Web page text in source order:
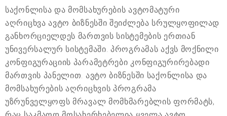
საქონლისა და მომსახურების ავტომატური
აღრიცხვა ავტო ბიზნესში შეიძლება სრულყოფილად
განხორციელდეს მართვის სისტემების ერთიან
უნივერსალურ სისტემაში. პროგრამას აქვს მოქნილი
კონფიგურაციის პარამეტრები კონფიგურირებადი
მართვის პანელით. ავტო ბიზნესში საქონლისა და
მომსახურების აღრიცხვის პროგრამა
უზრუნველყოფს მრავალ მომხმარებლის ფორმატს,